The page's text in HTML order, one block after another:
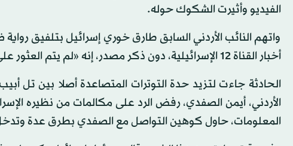
الفيديو وأثيرت الشكوك حوله.
واتهم النائب الأردني السابق طارق خوري إسرائيل بتلفيق
أخبار القناة 12 الإسرائيلية، دون ذكر مصدر، إنه «لم يتم العثور على ذهب في سيارة العدوان».
الحادثة جاءت لتزيد حدة التوترات المتصاعدة أصلا بين تل
الأردني، أيمن الصفدي، رفض الرد على مكالمات من نظيره
المعلومات، حاول كوهين التواصل مع الصفدي بطرق عدة